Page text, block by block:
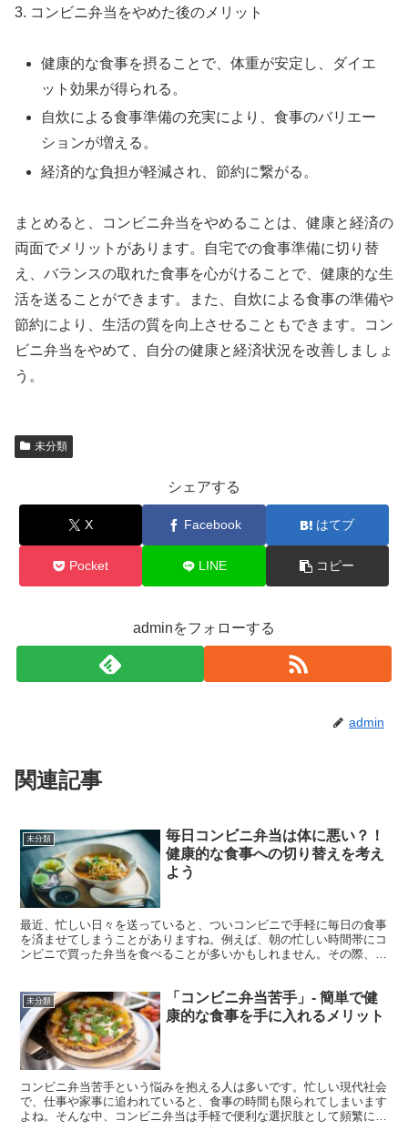
3. コンビニ弁当をやめた後のメリット
健康的な食事を摂ることで、体重が安定し、ダイエ
ット効果が得られる。
自炊による食事準備の充実により、食事のバリエー
ションが増える。
経済的な負担が軽減され、節約に繋がる。
まとめると、コンビニ弁当をやめることは、健康と経済の
両面でメリットがあります。自宅での食事準備に切り替
え、バランスの取れた食事を心がけることで、健康的な生
活を送ることができます。また、自炊による食事の準備や
節約により、生活の質を向上させることもできます。コン
ビニ弁当をやめて、自分の健康と経済状況を改善しましょ
う。
未分類
シェアする
X Facebook はてブ
Pocket LINE コピー
adminをフォローする
admin
関連記事
未分類
毎日コンビニ弁当は体に悪い？！
健康的な食事への切り替えを考え
よう
最近、忙しい日々を送っていると、ついコンビニで手軽に毎日の食事
を済ませてしまうことがありますね。例えば、朝の忙しい時間帯にコ
ンビニで買った弁当を食べることが多いかもしれません。その際、体
未分類
「コンビニ弁当苦手」- 簡単で健
康的な食事を手に入れるメリット
コンビニ弁当苦手という悩みを抱える人は多いです。忙しい現代社会
で、仕事や家事に追われていると、食事の時間も限られてしまいます
よね。そんな中、コンビニ弁当は手軽で便利な選択肢として頻繁に利